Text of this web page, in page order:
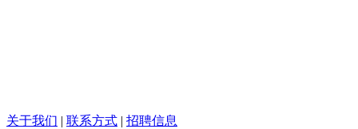
关于我们 | 联系方式 | 招聘信息